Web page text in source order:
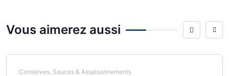
Vous aimerez aussi
Conserves, Sauces & Assaisonnements